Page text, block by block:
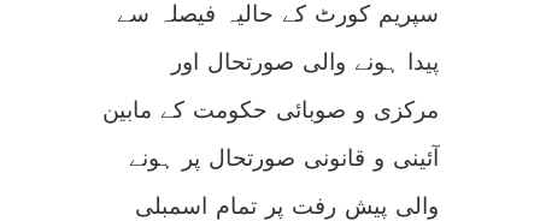
سپریم کورٹ کے حالیہ فیصلہ سے
پیدا ہونے والی صورتحال اور
مرکزی و صوبائی حکومت کے مابین
آئینی و قانونی صورتحال پر ہونے
والی پیش رفت پر تمام اسمبلی